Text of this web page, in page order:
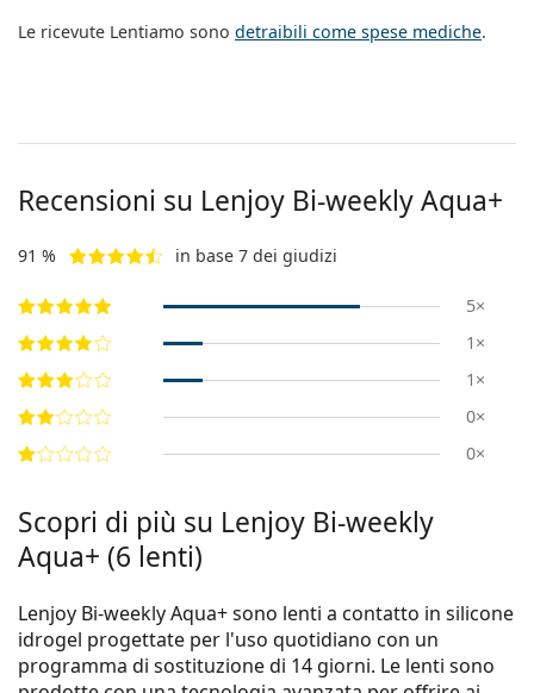
Le ricevute Lentiamo sono detraibili come spese mediche.
Recensioni su Lenjoy Bi-weekly Aqua+
91 % in base 7 dei giudizi
5×
1×
1×
0×
0×
Scopri di più su Lenjoy Bi-weekly
Aqua+ (6 lenti)
Lenjoy Bi-weekly Aqua+ sono lenti a contatto in silicone
idrogel progettate per l'uso quotidiano con un
programma di sostituzione di 14 giorni. Le lenti sono